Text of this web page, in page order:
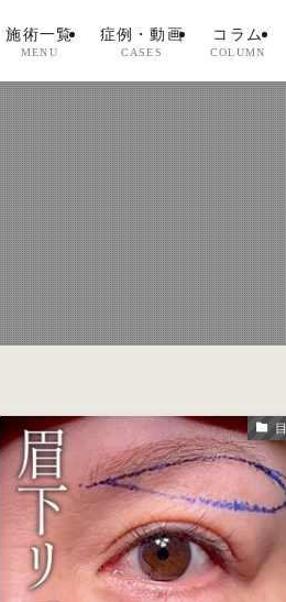
施術一覧
MENU
症例・動画
CASES
コラム
COLUMN
目